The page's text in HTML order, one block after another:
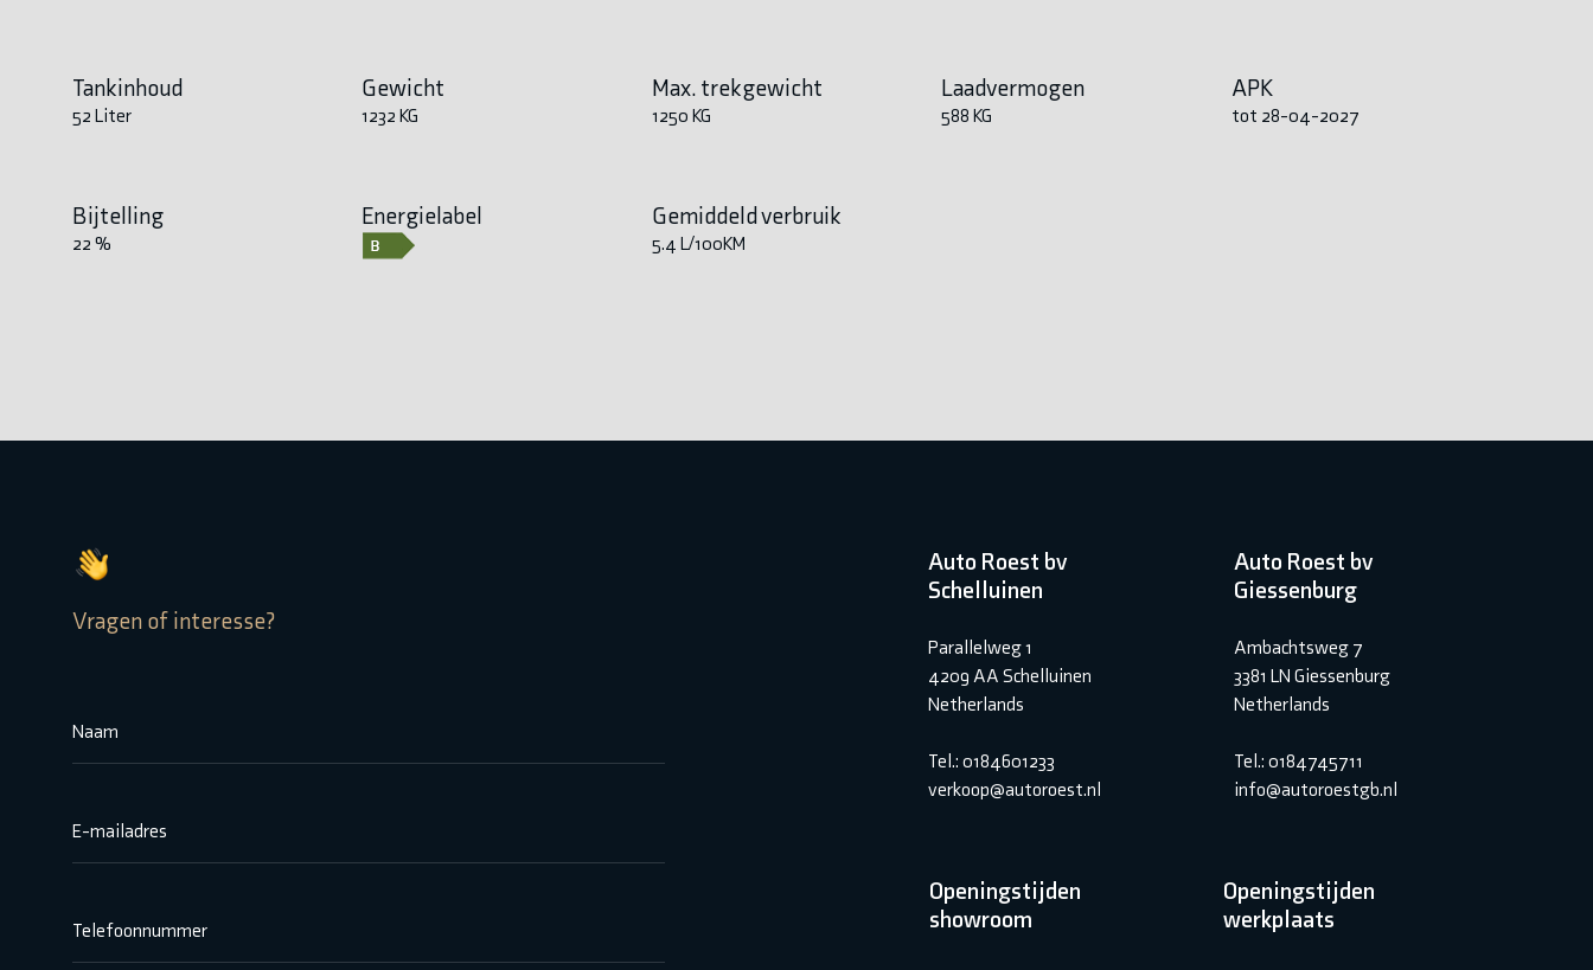
Tankinhoud
52 Liter
Gewicht
1232 KG
Max. trekgewicht
1250 KG
Laadvermogen
588 KG
APK
tot 28-04-2027
Bijtelling
22 %
Energielabel Gemiddeld verbruik
5.4 L/100KM
Vragen of interesse?
Naam
E-mailadres
Telefoonnummer
Auto Roest bv
Schelluinen
Parallelweg 1
4209 AA Schelluinen
Netherlands
Tel.: 0184601233
verkoop@autoroest.nl
Auto Roest bv
Giessenburg
Ambachtsweg 7
3381 LN Giessenburg
Netherlands
Tel.: 0184745711
info@autoroestgb.nl
Openingstijden
showroom
Openingstijden
werkplaats